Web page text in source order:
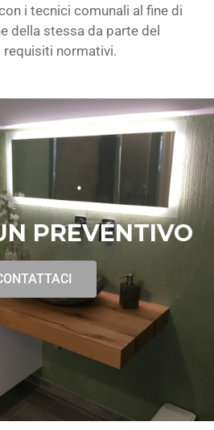
i tecnici comunali al fine di
della stessa da parte del
normativi.
PREVENTIVO